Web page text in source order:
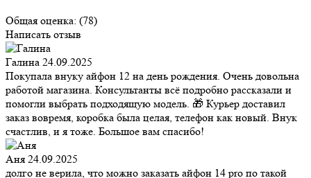
Общая оценка: (78)
Написать отзыв
Галина 24.09.2025
Покупала внуку айфон 12 на день рождения. Очень довольна
работой магазина. Консультанты всё подробно рассказали и
помогли выбрать подходящую модель. 🎁 Курьер доставил
заказ вовремя, коробка была целая, телефон как новый. Внук
счастлив, и я тоже. Большое вам спасибо!
Аня 24.09.2025
долго не верила, что можно заказать айфон 14 pro по такой